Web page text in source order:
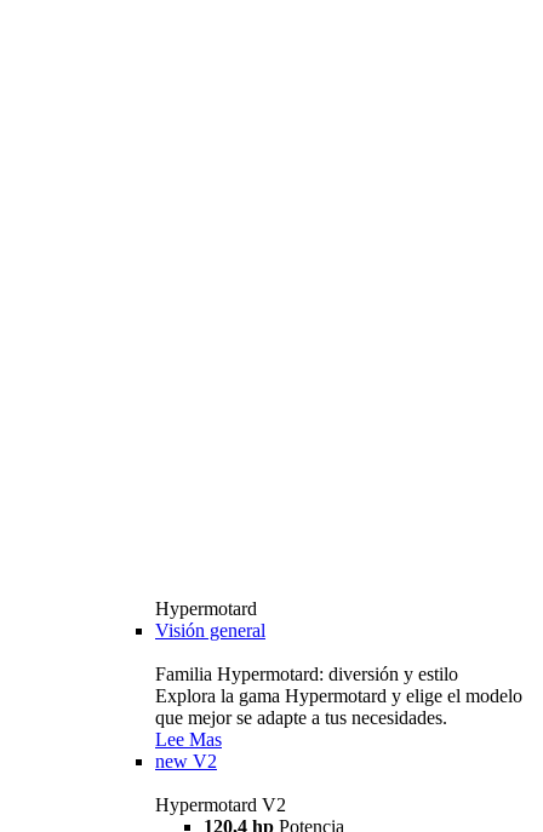
Hypermotard
Visión general
Familia Hypermotard: diversión y estilo
Explora la gama Hypermotard y elige el modelo
que mejor se adapte a tus necesidades.
Lee Mas
new V2
Hypermotard V2
120,4 hp Potencia